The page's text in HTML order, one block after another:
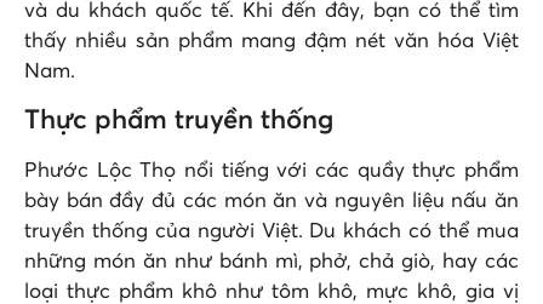
và du khách quốc tế. Khi đến đây, bạn có thể tìm
thấy nhiều sản phẩm mang đậm nét văn hóa Việt
Nam.
Thực phẩm truyền thống
Phước Lộc Thọ nổi tiếng với các quầy thực phẩm
bày bán đầy đủ các món ăn và nguyên liệu nấu ăn
truyền thống của người Việt. Du khách có thể mua
những món ăn như bánh mì, phở, chả giò, hay các
loại thực phẩm khô như tôm khô, mực khô, gia vị